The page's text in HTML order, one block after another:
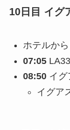
10日目 イグ
ホテルか
07:05
08:50イグ
イグア